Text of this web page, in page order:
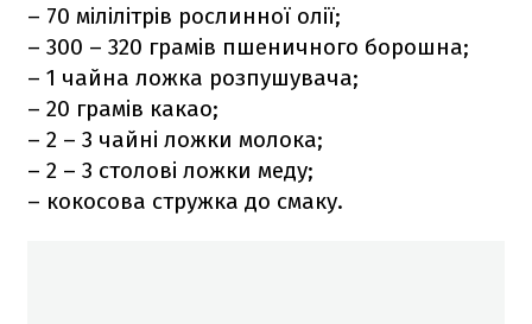
– 70 мілілітрів рослинної олії;
– 300 – 320 грамів пшеничного борошна;
– 1 чайна ложка розпушувача;
– 20 грамів какао;
– 2 – 3 чайні ложки молока;
– 2 – 3 столові ложки меду;
– кокосова стружка до смаку.